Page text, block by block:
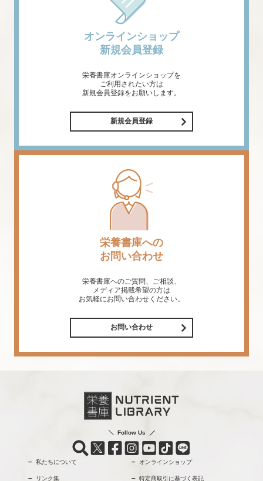
オンラインショップ
新規会員登録
栄養書庫オンラインショップを
ご利用されたい方は
新規会員登録をお願いします。
新規会員登録
栄養書庫への
お問い合わせ
栄養書庫へのご質問、ご相談、
メディア掲載希望の方は
お気軽にお問い合わせください。
お問い合わせ
Follow Us
私たちについて オンラインショップ
リンク集 特定商取引に基づく表記